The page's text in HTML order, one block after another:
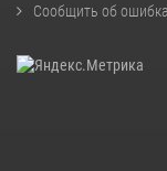
Сообщить об